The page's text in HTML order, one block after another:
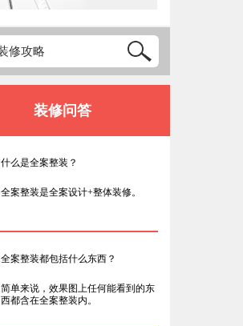
装修问答
什么是全案整装？
全案整装是全案设计+整体装修。
全案整装都包括什么东西？
简单来说，效果图上任何能看到的东
西都含在全案整装内。